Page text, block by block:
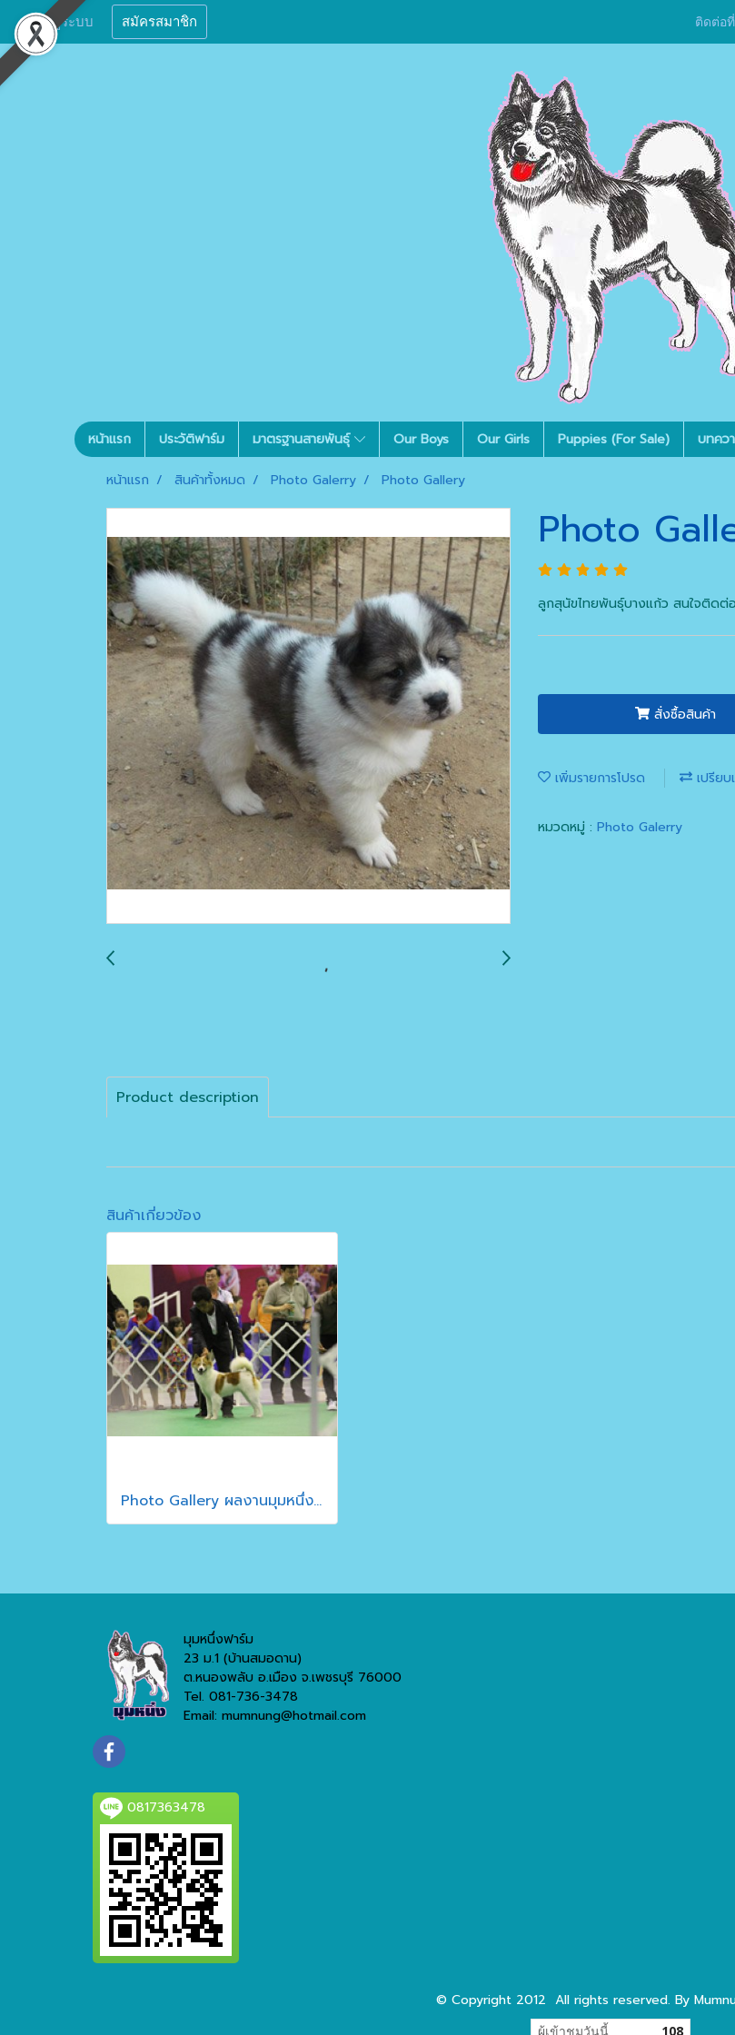
เข้าสู่ระบบ สมัครสมาชิก ติดต่อที่
หน้าแรก ประวัติฟาร์ม มาตรฐานสายพันธุ์ Our Boys Our Girls Puppies (For Sale) บทคว
หน้าแรก สินค้าทั้งหมด Photo Galerry Photo Gallery
Photo
ลูกสุนัขไทยพันธุ์บางแก้ว สนใจติดต่
สั่งซื้อสินค้า
เพิ่มรายการโปรด เปรียบ
หมวดหมู่ : Photo Galerry
Product description
สินค้าเกี่ยวข้อง
Photo Gallery ผลงานมุมหนึ่งฟาร์ม
มุมหนึ่งฟาร์ม
23 ม.1 (บ้านสมอดาน)
ต.หนองพลับ อ.เมือง จ.เพชรบุรี 76000
Tel. 081-736-3478
Email: mumnung@hotmail.com
0817363478
© Copyright 2012 All rights reserved. By
ผู้เข้าชมวันนี้ 108